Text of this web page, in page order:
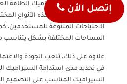
لأغراض الزينة، وسيراميك الطاقة
الاستخدام. تعكس هذه الأنواع
الاحتياجات المتنوعة
المساحات المختلفة بشكل يتناسب
علاوة على ذلك، تلعب الجودة
في تحديد مدى استدامة السيراميك
السيراميك المناسب على التصميم
إتصل الأن